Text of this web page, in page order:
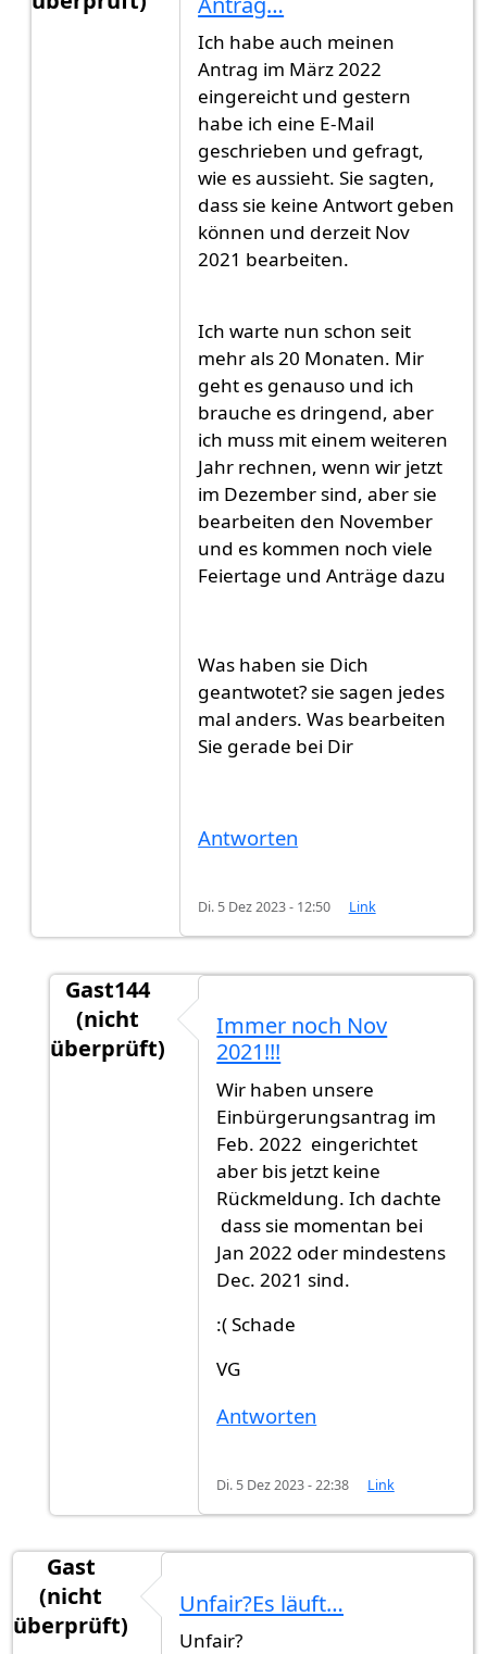
Guten Abend,Es ist nichts…
Ich habe auch meinen
Antrag im März 2022
eingereicht und gestern
habe ich eine E-Mail
geschrieben und gefragt,
wie es aussieht. Sie sagten,
dass sie keine Antwort geben
können und derzeit Nov
2021 bearbeiten.
Ich warte nun schon seit
mehr als 20 Monaten. Mir
geht es genauso und ich
brauche es dringend, aber
ich muss mit einem weiteren
Jahr rechnen, wenn wir jetzt
im Dezember sind, aber sie
bearbeiten den November
und es kommen noch viele
Feiertage und Anträge dazu
Was haben sie Dich
geantwotet? sie sagen jedes
mal anders. Was bearbeiten
Sie gerade bei Dir
Antworten
Di. 5 Dez 2023 - 12:50 Link
Gast144
(nicht
überprüft)
Immer noch Nov
2021!!!
Wir haben unsere
Einbürgerungsantrag im
Feb. 2022 eingerichtet
aber bis jetzt keine
Rückmeldung. Ich dachte
dass sie momentan bei
Jan 2022 oder mindestens
Dec. 2021 sind.
:( Schade
VG
Antworten
Di. 5 Dez 2023 - 22:38 Link
Gast
(nicht
überprüft)
Unfair?Es läuft…
Unfair?